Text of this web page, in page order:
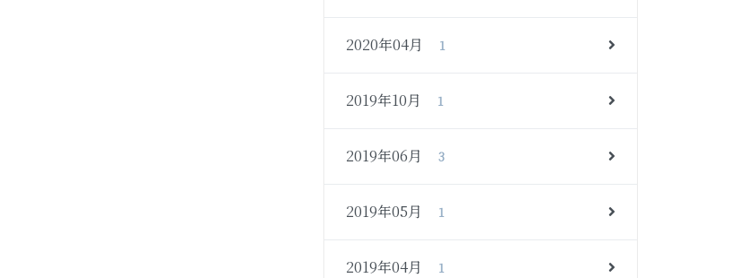
2020年04月 1
2019年10月 1
2019年06月 3
2019年05月 1
2019年04月 1